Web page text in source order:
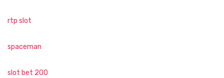
rtp slot
spaceman
slot bet 200